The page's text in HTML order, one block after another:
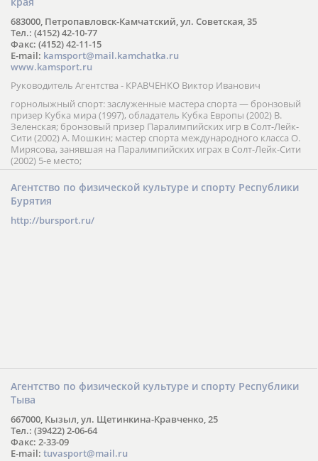
683000, Петропавловск-Камчатский, ул. Советская, 35
Тел.: (4152) 42-10-77
Факс: (4152) 42-11-15
E-mail: kamsport@mail.kamchatka.ru
www.kamsport.ru
Руководитель Агентства - КРАВЧЕНКО Виктор Иванович
горнолыжный спорт: заслуженные мастера спорта — бронзовый
призер Кубка мира (1997), обладатель Кубка Европы (2002) В.
Зеленская; бронзовый призер Паралимпийских игр в Солт-Лейк-
Сити (2002) А. Мошкин; мастер спорта международного класса О.
Мирясова, занявшая на Паралимпийских играх в Солт-Лейк-Сити
(2002) 5-е место;
Агентство по физической культуре и спорту Республики
Бурятия
http://bursport.ru/
Агентство по физической культуре и спорту Республики
Тыва
667000, Кызыл, ул. Щетинкина-Кравченко, 25
Тел.: (39422) 2-06-64
Факс: 2-33-09
E-mail: tuvasport@mail.ru